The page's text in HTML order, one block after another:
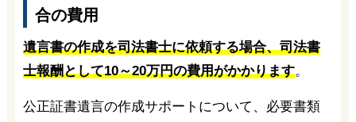
合の費用
遺言書の作成を司法書士に依頼する場合、司法書
士報酬として10～20万円の費用がかかります。
公正証書遺言の作成サポートについて、必要書類